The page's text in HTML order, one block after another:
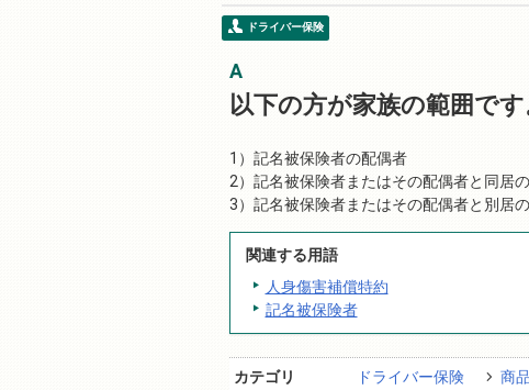
ドライバー保険
以下の方が家族の範囲です
記名被保険者の配偶者
記名被保険者またはその配偶者と同居
記名被保険者またはその配偶者と別居
関連する用語
人身傷害補償特約
記名被保険者
カテゴリ ドライバー保険 商